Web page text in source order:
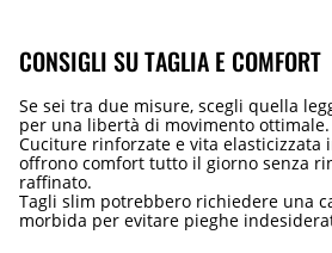
CONSIGLI SU TAGLIA E COMFORT
Se sei tra due misure, scegli quella
per una libertà di movimento ottimale.
Cuciture rinforzate e vita elasticizzata
offrono comfort tutto il giorno senza
raffinato.
Tagli slim potrebbero richiedere una
morbida per evitare pieghe